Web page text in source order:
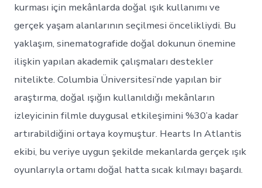
kurması için mekânlarda doğal ışık kullanımı ve
gerçek yaşam alanlarının seçilmesi öncelikliydi. Bu
yaklaşım, sinematografide doğal dokunun önemine
ilişkin yapılan akademik çalışmaları destekler
nitelikte. Columbia Üniversitesi’nde yapılan bir
araştırma, doğal ışığın kullanıldığı mekânların
izleyicinin filmle duygusal etkileşimini %30’a kadar
artırabildiğini ortaya koymuştur. Hearts In Atlantis
ekibi, bu veriye uygun şekilde mekanlarda gerçek ışık
oyunlarıyla ortamı doğal hatta sıcak kılmayı başardı.